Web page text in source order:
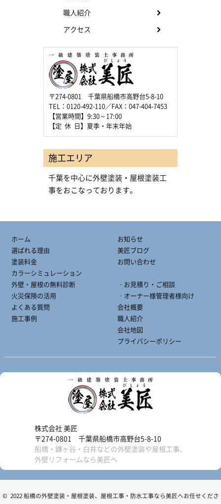
職人紹介
アクセス
〒274-0801 千葉県船橋市高野台5-8-10
TEL：0120-492-110／FAX：047-404-7453
【営業時間】9:30～17:00
【定 休 日】夏季・年末年始
施工エリア
千葉を中心に外壁塗装・屋根塗装工
事をおこなっております。
ホーム
選ばれる理由
塗装料金
カラーシミュレーション
外壁・屋根の無料診断
火災保険の活用
よくある質問
施工事例
お知らせ
美匠ブログ
お問い合わせ
‐お見積り・ご相談
‐オーナー様管理者様向け
会社概要
職人紹介
会社地図
プライバシーポリシー
株式会社 美匠
〒274-0801 千葉県船橋市高野台5-8-10
船橋・鎌ヶ谷・白井などの外壁塗装や屋根工事、
外壁リフォームなら美匠へ
© 2022 船橋の外壁塗装・屋根塗装、屋根工事・防水工事なら美匠へお任せくださ